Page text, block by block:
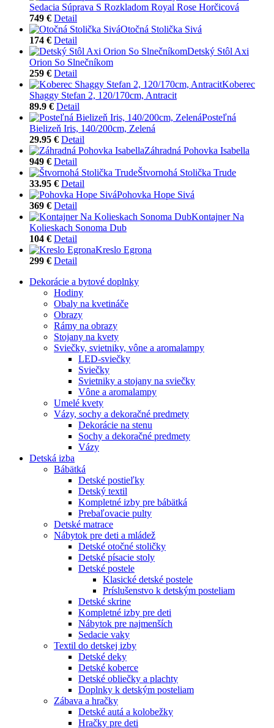
Sedacia Súprava S Rozkladom Royal Rose Horčicová
749 € Detail
Otočná Stolička Sivá
174 € Detail
Detský Stôl Axi
Orion So Slnečníkom
259 € Detail
Koberec
Shaggy Stefan 2, 120/170cm, Antracit
89.9 € Detail
Posteľná
Bielizeň Iris, 140/200cm, Zelená
29.95 € Detail
Záhradná Pohovka Isabella
949 € Detail
Štvornohá Stolička Trude
33.95 € Detail
Pohovka Hope Sivá
369 € Detail
Kontajner Na
Kolieskach Sonoma Dub
104 € Detail
Kreslo Egrona
299 € Detail
Dekorácie a bytové doplnky
Hodiny
Obaly na kvetináče
Obrazy
Rámy na obrazy
Stojany na kvety
Sviečky, svietniky, vône a aromalampy
LED-sviečky
Sviečky
Svietniky a stojany na sviečky
Vône a aromalampy
Umelé kvety
Vázy, sochy a dekoračné predmety
Dekorácie na stenu
Sochy a dekoračné predmety
Vázy
Detská izba
Bábätká
Detské postieľky
Detský textil
Kompletné izby pre bábätká
Prebaľovacie pulty
Detské matrace
Nábytok pre deti a mládež
Detské otočné stoličky
Detské písacie stoly
Detské postele
Klasické detské postele
Príslušenstvo k detským posteliam
Detské skrine
Kompletné izby pre deti
Nábytok pre najmenších
Sedacie vaky
Textil do detskej izby
Detské deky
Detské koberce
Detské obliečky a plachty
Doplnky k detským posteliam
Zábava a hračky
Detské autá a kolobežky
Hračky pre deti